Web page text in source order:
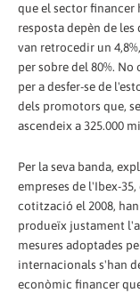
que el sector financer
resposta depèn de les
van retrocedir un
per sobre del 80%.
per a desfer-se de
dels promotors que,
ascendeix a 325.000
Per la seva banda,
empreses de l'Ibex-
cotització el 2008,
produeïx justament
mesures adoptades
internacionals s'han
econòmic financer